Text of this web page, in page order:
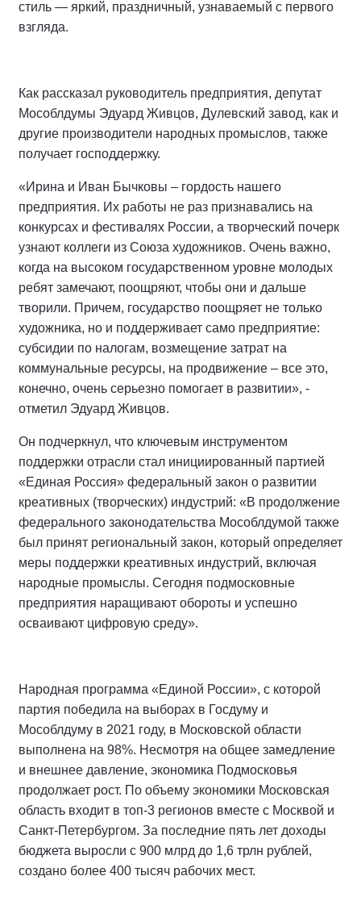
стиль — яркий, праздничный, узнаваемый с первого
взгляда.
Как рассказал руководитель предприятия, депутат
Мособлдумы Эдуард Живцов, Дулевский завод, как и
другие производители народных промыслов, также
получает господдержку.
«Ирина и Иван Бычковы – гордость нашего
предприятия. Их работы не раз признавались на
конкурсах и фестивалях России, а творческий почерк
узнают коллеги из Союза художников. Очень важно,
когда на высоком государственном уровне молодых
ребят замечают, поощряют, чтобы они и дальше
творили. Причем, государство поощряет не только
художника, но и поддерживает само предприятие:
субсидии по налогам, возмещение затрат на
коммунальные ресурсы, на продвижение – все это,
конечно, очень серьезно помогает в развитии», -
отметил Эдуард Живцов.
Он подчеркнул, что ключевым инструментом
поддержки отрасли стал инициированный партией
«Единая Россия» федеральный закон о развитии
креативных (творческих) индустрий: «В продолжение
федерального законодательства Мособлдумой также
был принят региональный закон, который определяет
меры поддержки креативных индустрий, включая
народные промыслы. Сегодня подмосковные
предприятия наращивают обороты и успешно
осваивают цифровую среду».
Народная программа «Единой России», с которой
партия победила на выборах в Госдуму и
Мособлдуму в 2021 году, в Московской области
выполнена на 98%. Несмотря на общее замедление
и внешнее давление, экономика Подмосковья
продолжает рост. По объему экономики Московская
область входит в топ-3 регионов вместе с Москвой и
Санкт-Петербургом. За последние пять лет доходы
бюджета выросли с 900 млрд до 1,6 трлн рублей,
создано более 400 тысяч рабочих мест.